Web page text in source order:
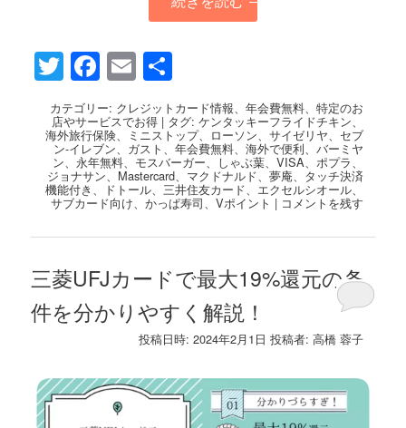
Twitter
Facebook
Email
有
カテゴリー: クレジットカード情報、年会費無料、特定のお
店やサービスでお得 | タグ: ケンタッキーフライドチキン、
海外旅行保険、 ミニストップ、 ローソン、サイゼリヤ、 セブ
ン-イレブン、 ガスト 、年会費無料、海外で便利、バーミヤ
ン、永年無料、 モスバーガー、 しゃぶ葉、VISA、ポプラ、
ジョナサン、 Mastercard、 マクドナルド、夢庵、 タッチ決済
機能付き 、 ドトール、三井住友カード、 エクセルシオール、
サブカード向け、かっぱ寿司、Vポイント | コメントを残す
三菱UFJカードで最大19%還元の条
件を分かりやすく解説！
投稿日時:2024年2月1日 投稿者:高橋 蓉子